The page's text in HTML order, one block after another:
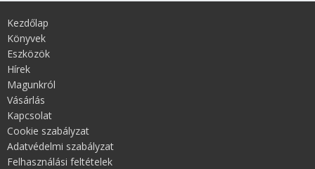
Kezdőlap
Könyvek
Eszközök
Hírek
Magunkról
Vásárlás
Kapcsolat
Cookie szabályzat
Adatvédelmi szabályzat
Felhasználási feltételek